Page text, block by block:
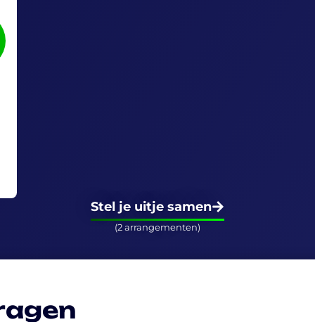
Stel je uitje samen
(2 arrangementen)